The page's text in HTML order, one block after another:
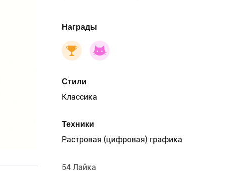
Награды
Стили
Классика
Техники
Растровая (цифровая) графика
54 Лайка